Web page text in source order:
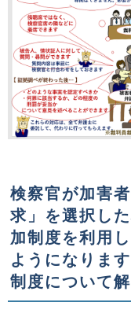
検察官が加害
求」を選択し
加制度を利用
ようになりま
制度について解